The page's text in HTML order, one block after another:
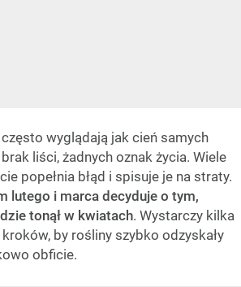
wyglądają jak cień samych
liści, żadnych oznak życia. Wiele
popełnia błąd i spisuje je na straty.
lutego i marca decyduje o tym,
tonął w kwiatach. Wystarczy kilka
by rośliny szybko odzyskały
obficie.